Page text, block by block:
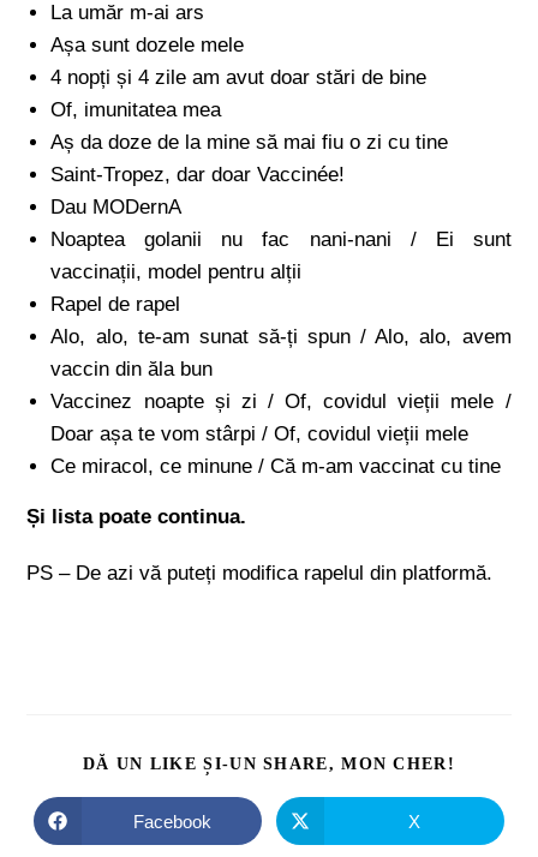
La umăr m-ai ars
Așa sunt dozele mele
4 nopți și 4 zile am avut doar stări de bine
Of, imunitatea mea
Aș da doze de la mine să mai fiu o zi cu tine
Saint-Tropez, dar doar Vaccinée!
Dau MODernA
Noaptea golanii nu fac nani-nani / Ei sunt
vaccinații, model pentru alții
Rapel de rapel
Alo, alo, te-am sunat să-ți spun / Alo, alo, avem
vaccin din ăla bun
Vaccinez noapte și zi / Of, covidul vieții mele /
Doar așa te vom stârpi / Of, covidul vieții mele
Ce miracol, ce minune / Că m-am vaccinat cu tine
Și lista poate continua.
PS – De azi vă puteți modifica rapelul din platformă.
DĂ UN LIKE ȘI-UN SHARE, MON CHER!
Facebook X